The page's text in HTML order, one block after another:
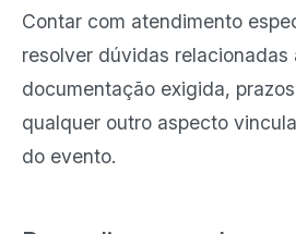
Contar com atendimento
resolver dúvidas relacionadas
documentação exigida,
qualquer outro aspecto
do evento.